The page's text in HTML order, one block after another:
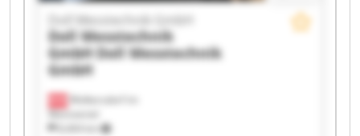
Wolkersdorf im
Weinviertel
8,404 km
Doll Messtechnik GmbH
Doll Messtechnik
GmbHDoll Messtechnik
GmbH